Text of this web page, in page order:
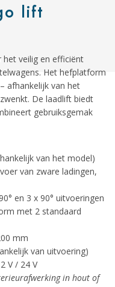
lift
het veilig en efficiënt
Het hefplatform
afhankelijk van het
De laadlift biedt
gebruiksgemak
van het model)
van zware ladingen,
en 3 x 90° uitvoeringen
met 2 standaard
mm
van uitvoering)
V / 24 V
in hout of